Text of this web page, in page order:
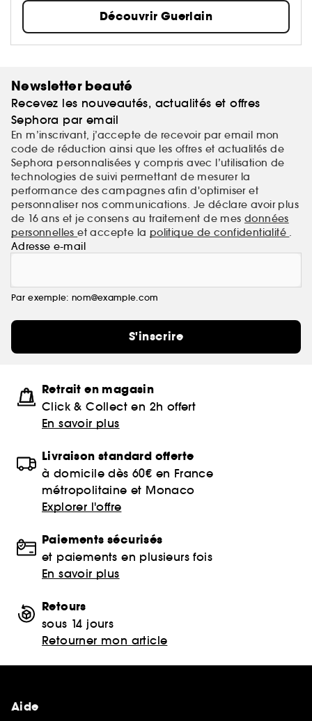
Découvrir Guerlain
Newsletter beauté
Recevez les nouveautés, actualités et offres
Sephora par email
En m’inscrivant, j’accepte de recevoir par email mon
code de réduction ainsi que les offres et actualités de
Sephora personnalisées y compris avec l’utilisation de
technologies de suivi permettant de mesurer la
performance des campagnes afin d'optimiser et
personnaliser nos communications. Je déclare avoir plus
de 16 ans et je consens au traitement de mes données
personnelleset accepte la politique de confidentialité .
Adresse e-mail
Par exemple: nom@example.com
S'inscrire
Retrait en magasin
Click & Collect en 2h offert
En savoir plus
Livraison standard offerte
à domicile dès 60€ en France
métropolitaine et Monaco
Explorer l'offre
Paiements sécurisés
et paiements en plusieurs fois
En savoir plus
Retours
sous 14 jours
Retourner mon article
Aide